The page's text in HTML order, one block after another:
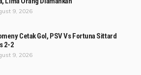
9, 2026
Cetak Gol, PSV Vs Fortuna Sittard
2-2
9, 2026